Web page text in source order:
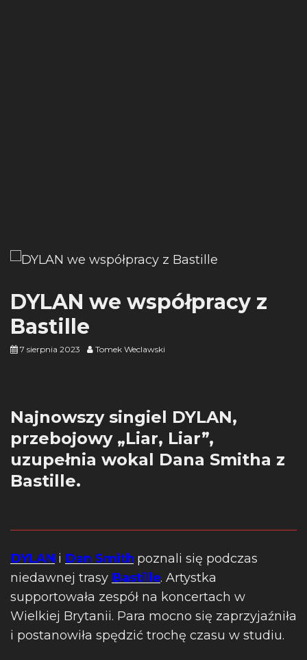
DYLAN we współpracy z
Bastille
7 sierpnia 2023 Tomek Weclawski
Najnowszy singiel DYLAN,
przebojowy „Liar, Liar”,
uzupełnia wokal Dana Smitha z
Bastille.
DYLAN i Dan Smith poznali się podczas
niedawnej trasy Bastille. Artystka
supportowała zespół na koncertach w
Wielkiej Brytanii. Para mocno się zaprzyjaźniła
i postanowiła spędzić trochę czasu w studiu.